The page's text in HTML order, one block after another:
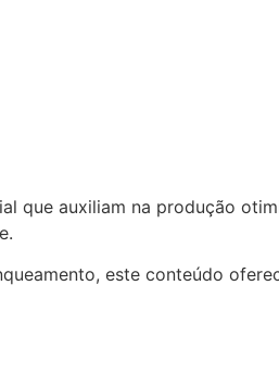
que auxiliam na produção
este conteúdo